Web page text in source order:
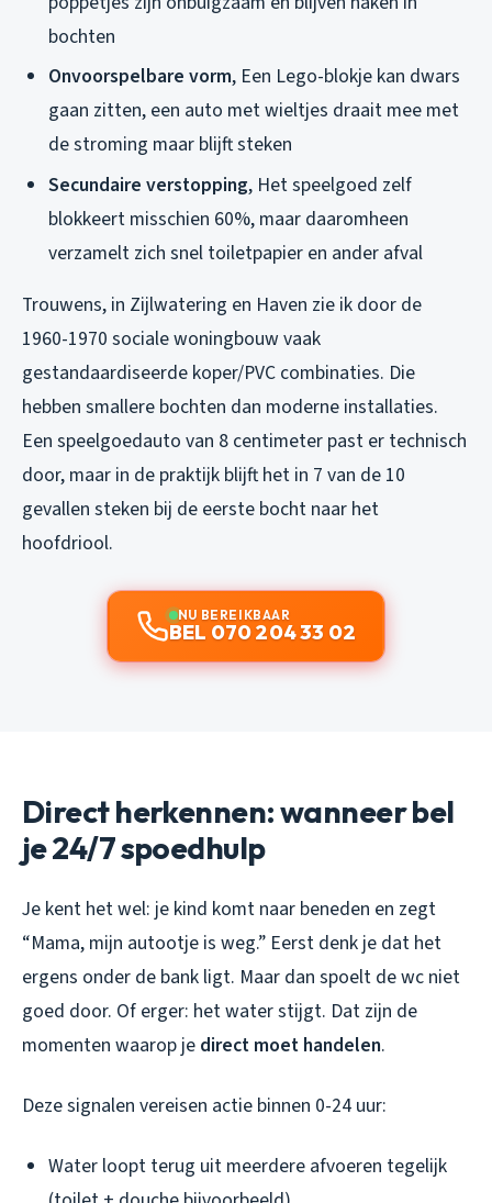
bochten
Onvoorspelbare vorm, Een Lego-blokje kan dwars
gaan zitten, een auto met wieltjes draait mee met
de stroming maar blijft steken
Secundaire verstopping, Het speelgoed zelf
blokkeert misschien 60%, maar daaromheen
verzamelt zich snel toiletpapier en ander afval
Trouwens, in Zijlwatering en Haven zie ik door de
1960-1970 sociale woningbouw vaak
gestandaardiseerde koper/PVC combinaties. Die
hebben smallere bochten dan moderne installaties.
Een speelgoedauto van 8 centimeter past er technisch
door, maar in de praktijk blijft het in 7 van de 10
gevallen steken bij de eerste bocht naar het
hoofdriool.
NU BEREIKBAAR
BEL 070 204 33 02
Direct herkennen: wanneer bel
je 24/7 spoedhulp
Je kent het wel: je kind komt naar beneden en zegt
“Mama, mijn autootje is weg.” Eerst denk je dat het
ergens onder de bank ligt. Maar dan spoelt de wc niet
goed door. Of erger: het water stijgt. Dat zijn de
momenten waarop je direct moet handelen.
Deze signalen vereisen actie binnen 0-24 uur:
Water loopt terug uit meerdere afvoeren tegelijk